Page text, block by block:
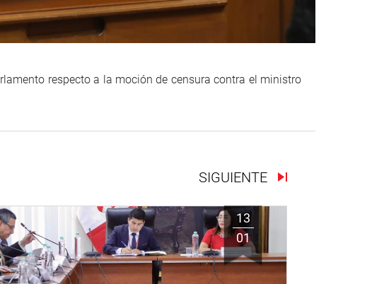
respecto a la moción de censura contra el ministro
SIGUIENTE
13
01